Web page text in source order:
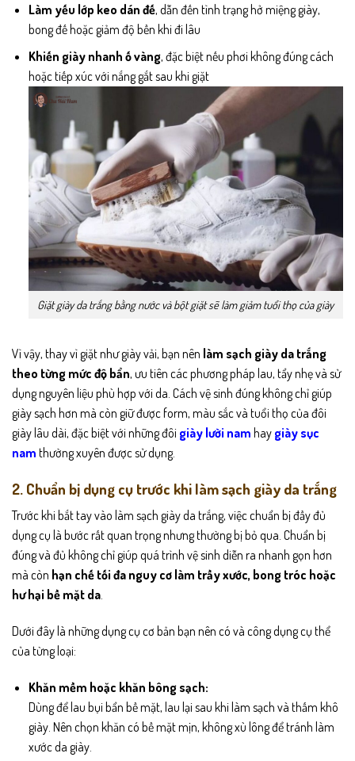
Làm yếu lớp keo dán đế, dẫn đến tình trạng hở miệng giày,
bong đế hoặc giảm độ bền khi đi lâu
Khiến giày nhanh ố vàng, đặc biệt nếu phơi không đúng cách
hoặc tiếp xúc với nắng gắt sau khi giặt
Giặt giày da trắng bằng nước và bột giặt sẽ làm giảm tuổi thọ của giày
Vì vậy, thay vì giặt như giày vải, bạn nên làm sạch giày da trắng
theo từng mức độ bẩn, ưu tiên các phương pháp lau, tẩy nhẹ và sử
dụng nguyên liệu phù hợp với da. Cách vệ sinh đúng không chỉ giúp
giày sạch hơn mà còn giữ được form, màu sắc và tuổi thọ của đôi
giày lâu dài, đặc biệt với những đôi giày lười nam hay giày sục
nam thường xuyên được sử dụng.
2. Chuẩn bị dụng cụ trước khi làm sạch giày da trắng
Trước khi bắt tay vào làm sạch giày da trắng, việc chuẩn bị đầy đủ
dụng cụ là bước rất quan trọng nhưng thường bị bỏ qua. Chuẩn bị
đúng và đủ không chỉ giúp quá trình vệ sinh diễn ra nhanh gọn hơn
mà còn hạn chế tối đa nguy cơ làm trầy xước, bong tróc hoặc
hư hại bề mặt da.
Dưới đây là những dụng cụ cơ bản bạn nên có và công dụng cụ thể
của từng loại:
Khăn mềm hoặc khăn bông sạch:
Dùng để lau bụi bẩn bề mặt, lau lại sau khi làm sạch và thấm khô
giày. Nên chọn khăn có bề mặt mịn, không xù lông để tránh làm
xước da giày.